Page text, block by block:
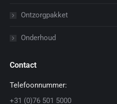
Ontzorgpakket
Onderhoud
Contact
Telefoonnummer:
+31 (0)76 501 5000